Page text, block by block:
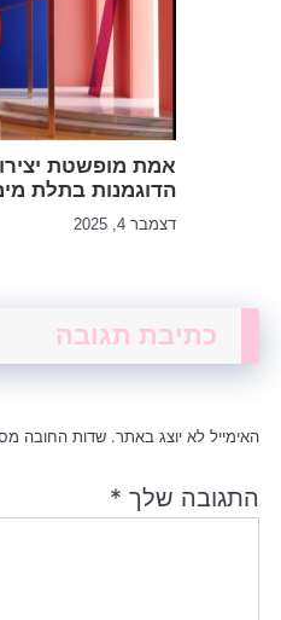
אמת מופשטת
הדוגמנות בתלת
דצמבר 4, 2025
כתיבת תגובה
האימייל לא יוצג באתר. שדות החובה
התגובה שלך *